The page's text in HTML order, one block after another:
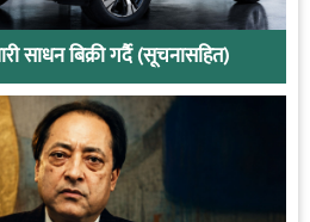
बिक्री गर्दै (सूचनासहित)